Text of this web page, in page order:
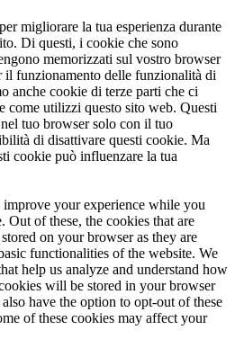
migliorare la tua esperienza durante
Di questi, i cookie che sono
memorizzati sul vostro browser
il funzionamento delle funzionalità di
anche cookie di terze parti che ci
come utilizzi questo sito web. Questi
tuo browser solo con il tuo
di disattivare questi cookie. Ma
cookie può influenzare la tua
your experience while you
Out of these, the cookies that are
on your browser as they are
functionalities of the website. We
help us analyze and understand how
will be stored in your browser
have the option to opt-out of these
of these cookies may affect your